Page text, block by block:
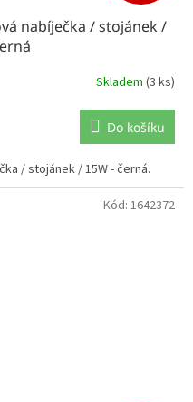
nabíječka / stojánek /
Skladem (3 ks)
Do košíku
/ stojánek / 15W - černá.
Kód: 1642372